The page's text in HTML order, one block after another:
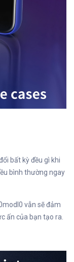
bất kỳ đều gì khi
bình thường ngay
vẫn sẽ đảm
ấn của bạn tạo ra.